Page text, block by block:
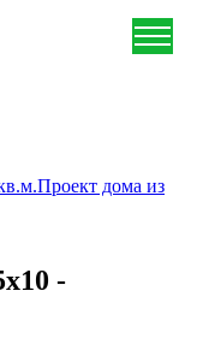
Проект дома из
-